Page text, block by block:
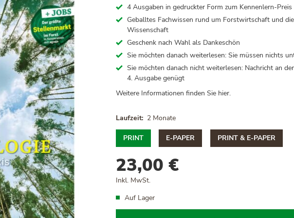
4 Ausgaben in gedruckter Form zum Kennenlern-Preis
Geballtes Fachwissen rund um Forstwirtschaft und
Wissenschaft
Geschenk nach Wahl als Dankeschön
Sie möchten danach weiterlesen: Sie müssen nichts
Sie möchten danach nicht weiterlesen: Nachricht an
4. Ausgabe genügt
Weitere Informationen finden Sie hier.
Laufzeit 2 Monate
PRINT E-PAPER PRINT & E-PAPER
23,00 €
Inkl. MwSt.
Auf Lager